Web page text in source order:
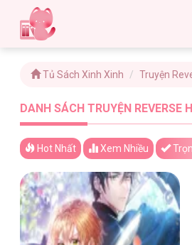
Tủ Sách Xinh Xinh Truyện
DANH SÁCH TRUYỆN
Hot Nhất Xem Nhiều